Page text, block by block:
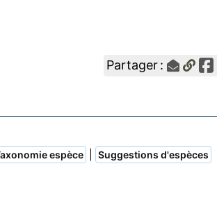
Partager :
espèce Suggestions d'espèces